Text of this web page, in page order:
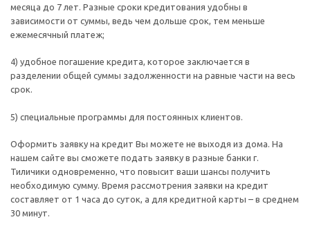
месяца до 7 лет. Разные сроки кредитования удобны в
зависимости от суммы, ведь чем дольше срок, тем меньше
ежемесячный платеж;
4) удобное погашение кредита, которое заключается в
разделении общей суммы задолженности на равные части на весь
срок.
5) специальные программы для постоянных клиентов.
Оформить заявку на кредит Вы можете не выходя из дома. На
нашем сайте вы сможете подать заявку в разные банки г.
Тиличики одновременно, что повысит ваши шансы получить
необходимую сумму. Время рассмотрения заявки на кредит
составляет от 1 часа до суток, а для кредитной карты – в среднем
30 минут.